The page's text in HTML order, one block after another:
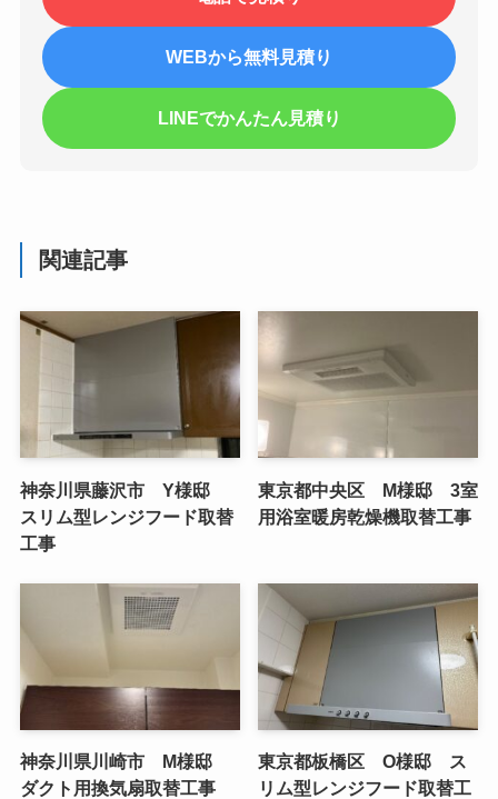
WEBから無料見積り
LINEでかんたん見積り
関連記事
神奈川県藤沢市 Y様邸
スリム型レンジフード取替
工事
東京都中央区 M様邸 3室
用浴室暖房乾燥機取替工事
神奈川県川崎市 M様邸
ダクト用換気扇取替工事
東京都板橋区 O様邸 ス
リム型レンジフード取替工